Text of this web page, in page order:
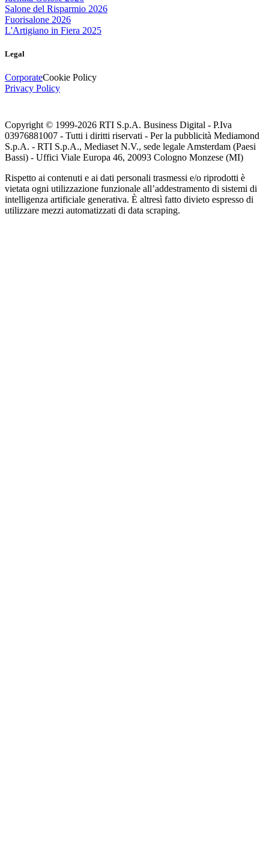
Salone del Risparmio 2026
Fuorisalone 2026
L'Artigiano in Fiera 2025
Legal
CorporateCookie Policy
Privacy Policy
Copyright © 1999-2026 RTI S.p.A. Business Digital - P.Iva
03976881007 - Tutti i diritti riservati - Per la pubblicità Mediamond
S.p.A. - RTI S.p.A., Mediaset N.V., sede legale Amsterdam (Paesi
Bassi) - Uffici Viale Europa 46, 20093 Cologno Monzese (MI)
Rispetto ai contenuti e ai dati personali trasmessi e/o riprodotti è
vietata ogni utilizzazione funzionale all’addestramento di sistemi di
intelligenza artificiale generativa. È altresì fatto divieto espresso di
utilizzare mezzi automatizzati di data scraping.